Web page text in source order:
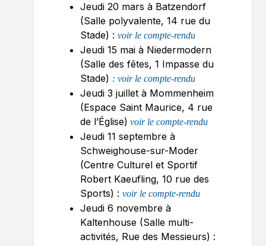
Jeudi 20 mars à Batzendorf
(Salle polyvalente, 14 rue du
Stade) : voir le compte-rendu
Jeudi 15 mai à Niedermodern
(Salle des fêtes, 1 Impasse du
Stade) : voir le compte-rendu
Jeudi 3 juillet à Mommenheim
(Espace Saint Maurice, 4 rue
de l’Église) voir le compte-rendu
Jeudi 11 septembre à
Schweighouse-sur-Moder
(Centre Culturel et Sportif
Robert Kaeufling, 10 rue des
Sports) : voir le compte-rendu
Jeudi 6 novembre à
Kaltenhouse (Salle multi-
activités, Rue des Messieurs) :